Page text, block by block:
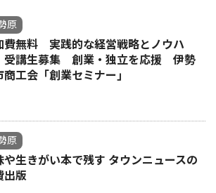
原
費無料 実践的な経営戦略とノウハ
講生募集 創業・独立を応援 伊勢
商工会「創業セミナー｣
原
や生きがい本で残す タウンニュースの
出版